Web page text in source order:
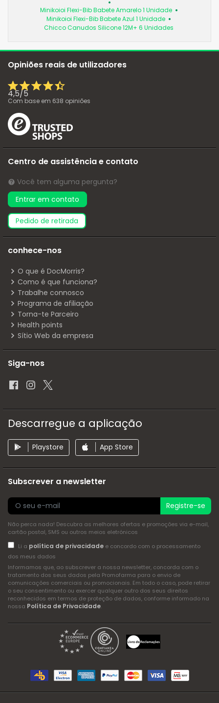
Minikoioi Flexi-Bib Babete Amarelo 1 Unidade
Minikoioi Flexi-Bib Babete Azul 1 Unidade
Chicco Canudos Silicone 12M+ 6 Unidades
Opiniões reais de utilizadores
4,5/5
Com base em 638 opiniões
Centro de assistência e contato
Você tem alguma pergunta?
Entrar em contato
pedido de retirada
conhece-nos
O que é DocMorris?
Como é que funciona?
Trabalhe connosco
Programa de afiliação
Torna-te Parceiro
Health points
Sítio Web da empresa
Siga-nos
Descarregue a aplicação
Playstore App Store
Subscrever a newsletter
Registre-se
Não perca nada! Descubra as melhores ofertas e promoções via e-mail,
cartão postal, SMS ou outros meios eletrónicos
Li a política de privacidadee concordo com o processamento
dos meus dados
Informamos que, ao subscrever a nossa newsletter, concorda com o
tratamento dos seus dados pela Promofarma para o envio de
comunicações comerciais ou promocionais. Em todo o caso, pode retirar
o seu consentimento ou exercer qualquer outro dos seus direitos
reconhecidos em termos de proteção de dados, conforme informado na
nossa Política de Privacidade.